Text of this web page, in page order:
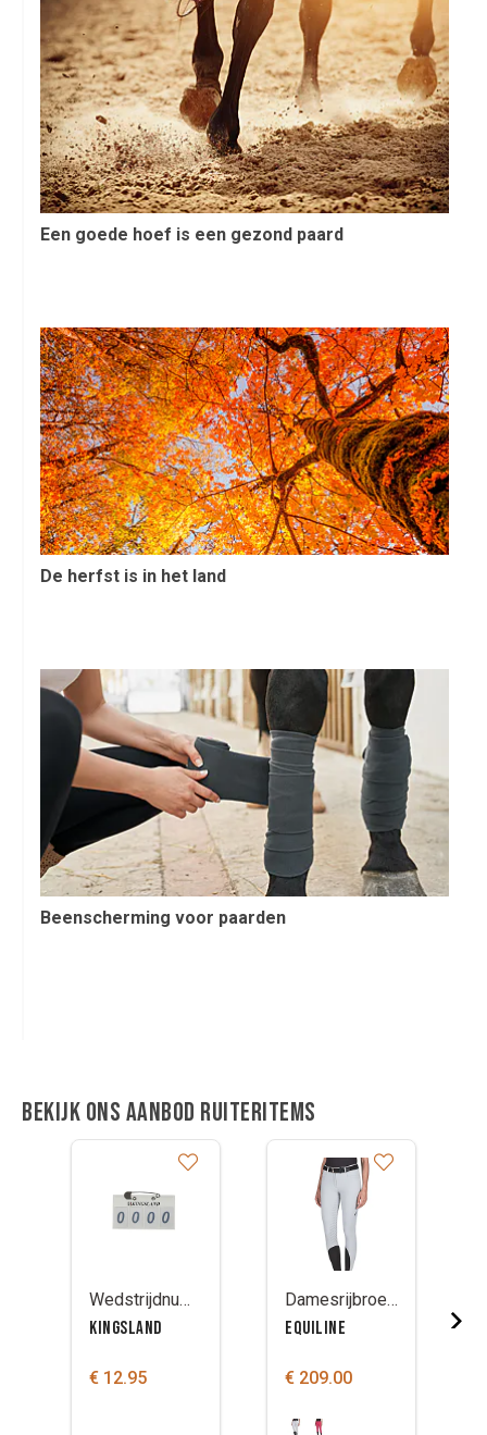
Een goede hoef is een gezond paard
De herfst is in het land
Beenscherming voor paarden
Bekijk ons aanbod ruiteritems
Wedstrijdnummer Kingsland KLcarlo
KINGSLAND
€ 12.95
Damesrijbroek Equiline Cerief Full Grip
EQUILINE
€ 209.00